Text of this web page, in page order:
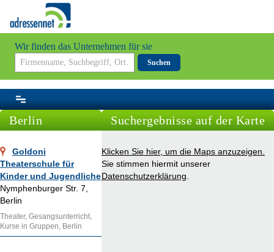
Wir finden das Unternehmen für sie
Suchen
Berlin
Goldoni
Theaterschule für
Kinder und Jugendliche
Nymphenburger Str. 7,
Berlin
Theater, Gesangsunterricht,
Kurse in Gruppen, Berlin
Suchergebnisse auf der Karte
Klicken Sie hier, um die Maps anzuzeigen.
Sie stimmen hiermit unserer
Datenschutzerklärung